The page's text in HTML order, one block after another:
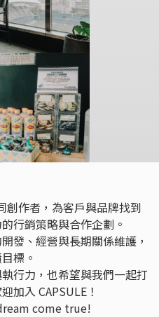
創作者，為客戶與品牌找到
行銷策略與合作企劃。
發、經營與長期關係維護，
標。
行力，也希望與我們一起打
加入 CAPSULE！
come true!